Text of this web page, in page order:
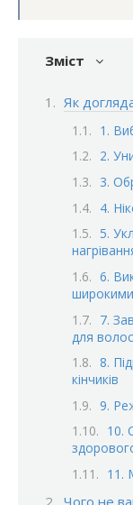
Зміст
Як
1.
2.
3.
4.
5.
6.
7.
для
8.
кінчиків
9.
10.
11.
Чого не